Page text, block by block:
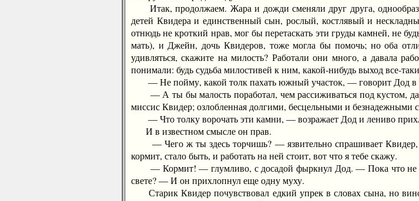
Итак, продолжаем. Жара и дожди сменяли друг друга,
детей Квидера и единственный сын, рослый, костлявый и
отнюдь не кроткий нрав, мог бы перетаскать эти груды камней, не
мать), и Джейн, дочь Квидеров, тоже могла бы помочь; но оба
удивляться, скажите на милость? Работали они много, а давала
понимали: будь судьба милостивей к ним, какой-нибудь выход все-
— Не пойму, какой толк пахать южный участок, — говорит Дод в
— А ты бы малость поработал, чем рассиживаться под кустом, да
миссис Квидер; озлобленная долгими, бесцельными и безнадежными
— Что толку ворочать эти камни, — возражает Дод и лениво
И в известном смысле он прав.
— Чего ж ты здесь торчишь? — язвительно спрашивает Квидер,
кормит, стало быть, и работать на ней стоит, вот что я тебе скажу.
— Кормит! — глумливо, с досадой фыркнул Дод. — Пока что не
свете? — И он прихлопнул еще одну муху.
Старик Квидер почувствовал едкий упрек в словах сына, но